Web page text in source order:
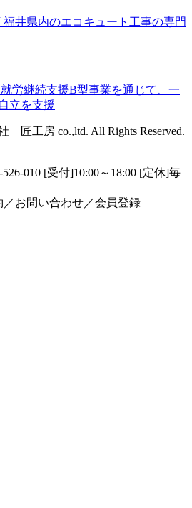
福井県内のエコキュート工事の専門
就労継続支援B型事業を通じて、一
立を支援
匠工房 co.,ltd. All Rights Reserved.